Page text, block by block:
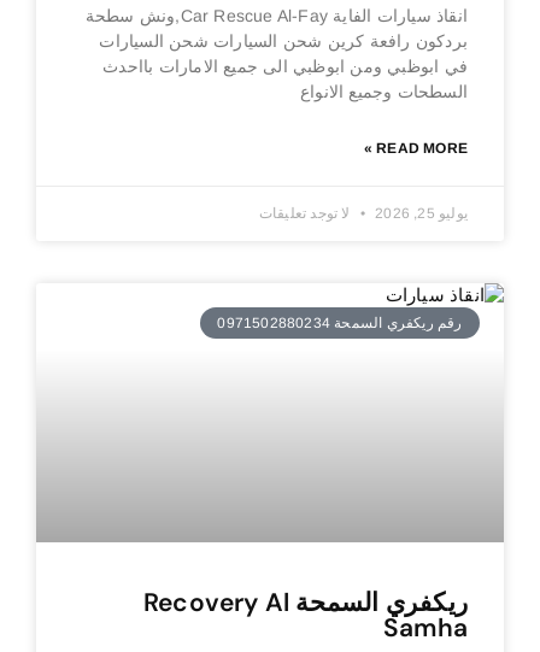
انقاذ سيارات الفاية Car Rescue Al-Fay,ونش سطحة
بردكون رافعة كرين شحن السيارات شحن السيارات
في ابوظبي ومن ابوظبي الى جميع الامارات بااحدث
السطحات وجميع الانواع
READ MORE »
يوليو 25, 2026 لا توجد تعليقات
رقم ريكفري السمحة 0971502880234
ريكفري السمحة Recovery Al
Samha